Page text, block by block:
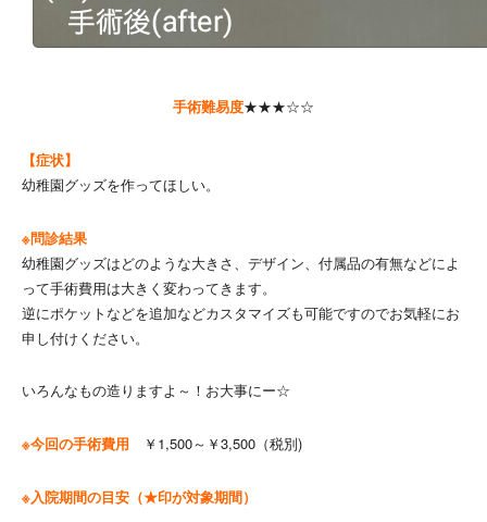
手術難易度★★★☆☆
【症状】
幼稚園グッズを作ってほしい。
※問診結果
幼稚園グッズはどのような大きさ、デザイン、付属品の有無などによ
って手術費用は大きく変わってきます。
逆にポケットなどを追加などカスタマイズも可能ですのでお気軽にお
申し付けください。
いろんなもの造りますよ～！お大事にー☆
※今回の手術費用 ￥1,500～￥3,500（税別)
※入院期間の目安（★印が対象期間）